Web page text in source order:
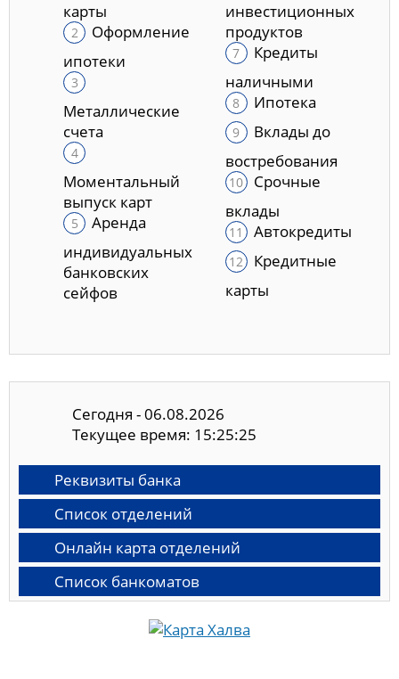
карты
Оформление
ипотеки
Металлические
счета
Моментальный
выпуск карт
Аренда
индивидуальных
банковских
сейфов
инвестиционных
продуктов
Кредиты
наличными
Ипотека
Вклады до
востребования
Срочные
вклады
Автокредиты
Кредитные
карты
Сегодня - 06.08.2026
Текущее время: 15:25:26
Реквизиты банка
Список отделений
Онлайн карта отделений
Список банкоматов